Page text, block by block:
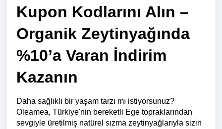
Kupon Kodlarını Alın –
Organik Zeytinyağında
%10’a Varan İndirim
Kazanın
Daha sağlıklı bir yaşam tarzı mı istiyorsunuz?
Oleamea, Türkiye'nin bereketli Ege topraklarından
sevgiyle üretilmiş natürel sızma zeytinyağlarıyla sizin